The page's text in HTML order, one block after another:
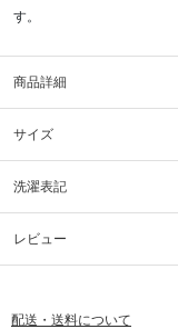
す。
商品詳細
サイズ
洗濯表記
レビュー
配送・送料について